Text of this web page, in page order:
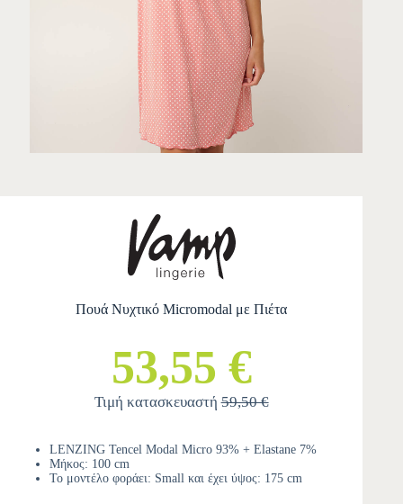
Πουά Νυχτικό Micromodal με Πιέτα
53,55 €
Τιμή κατασκευαστή59,50 €
LENZING Tencel Modal Micro 93% + Elastane 7%
Μήκος: 100 cm
Το μοντέλο φοράει: Small και έχει ύψος: 175 cm